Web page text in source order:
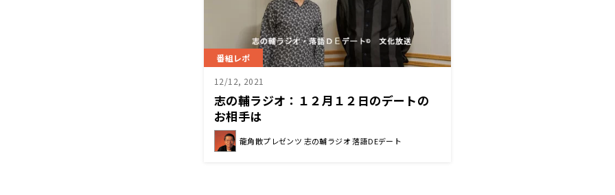
番組レポ
12/12, 2021
志の輔ラジオ：１２月１２日のデートの
お相手は
龍角散プレゼンツ 志の輔ラジオ 落語DEデート